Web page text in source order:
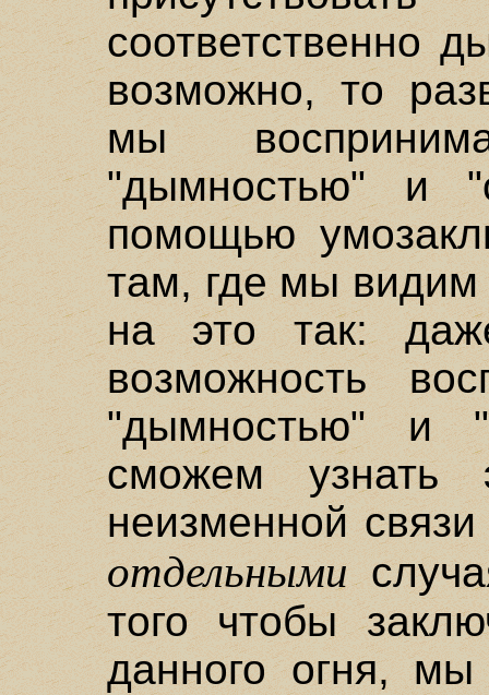
соответственно
возможно, то
мы
"дымностью" и
помощью
там, где мы
на это так:
возможность
"дымностью" и
сможем узнать
неизменной
отдельными
того чтобы
данного огня,